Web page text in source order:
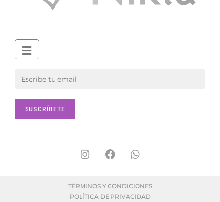
TÉRMINOS Y CONDICIONES
POLÍTICA DE PRIVACIDAD